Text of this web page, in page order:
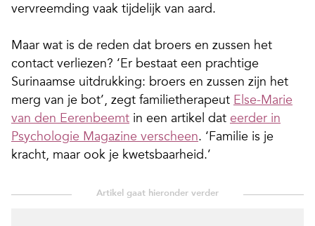
vervreemding vaak tijdelijk van aard.
Maar wat is de reden dat broers en zussen het
contact verliezen? ‘Er bestaat een prachtige
Surinaamse uitdrukking: broers en zussen zijn het
merg van je bot’, zegt familietherapeut Else-Marie
van den Eerenbeemt in een artikel dat eerder in
Psychologie Magazine verscheen. ‘Familie is je
kracht, maar ook je kwetsbaarheid.’